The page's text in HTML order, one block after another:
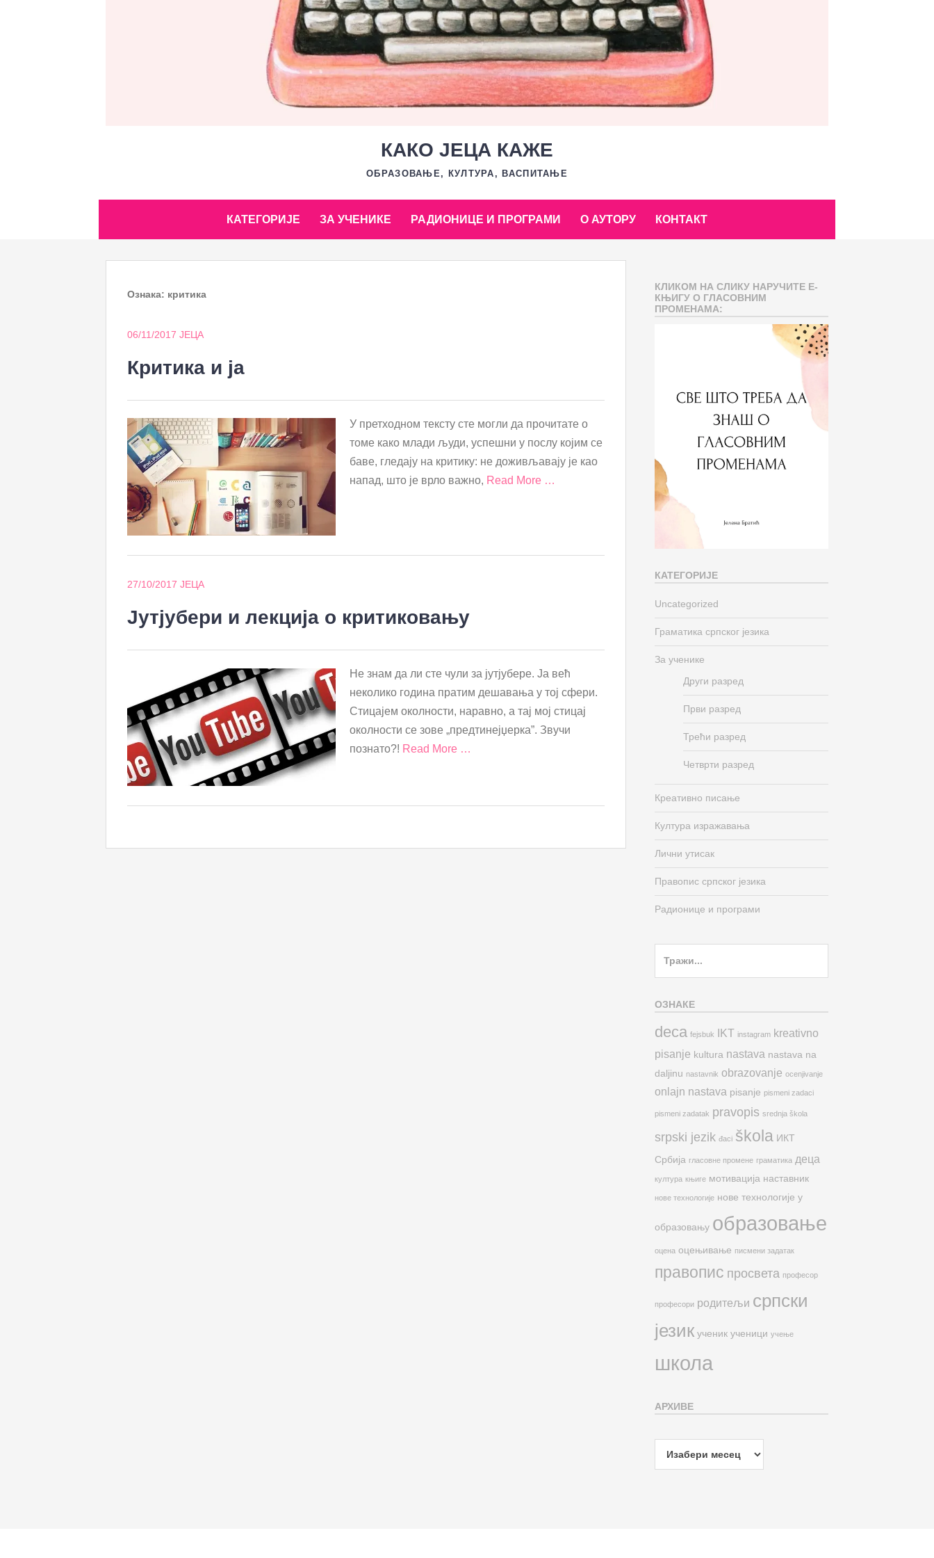
КАКО ЈЕЦА КАЖЕ
ОБРАЗОВАЊЕ, КУЛТУРА, ВАСПИТАЊЕ
КАТЕГОРИЈЕ ЗА УЧЕНИКЕ РАДИОНИЦЕ И ПРОГРАМИ О АУТОРУ КОНТАКТ
Ознака: критика
06/11/2017 ЈЕЦА
Критика и ја
У претходном тексту сте могли да прочитате о
томе како млади људи, успешни у послу којим се
баве, гледају на критику: не доживљавају је као
напад, што је врло важно, Read More …
27/10/2017 ЈЕЦА
Јутјубери и лекција о критиковању
Не знам да ли сте чули за јутјубере. Ја већ
неколико година пратим дешавања у тој сфери.
Стицајем околности, наравно, а тај мој стицај
околности се зове „предтинејџерка”. Звучи
познато?! Read More …
КЛИКОМ НА СЛИКУ НАРУЧИТЕ Е-
КЊИГУ О ГЛАСОВНИМ
ПРОМЕНАМА:
КАТЕГОРИЈЕ
Uncategorized
Граматика српског језика
За ученике
Други разред
Први разред
Трећи разред
Четврти разред
Креативно писање
Култура изражавања
Лични утисак
Правопис српског језика
Радионице и програми
ОЗНАКЕ
deca fejsbuk IKT instagram kreativno
pisanje kultura nastava nastava na
daljinu nastavnik obrazovanje ocenjivanje
onlajn nastava pisanje pismeni zadaci
pismeni zadatak pravopis srednja škola
srpski jezik đaci škola ИКТ
Србија гласовне промене граматика деца
култура књиге мотивација наставник
нове технологије нове технологије у
образовању образовање
оцена оцењивање писмени задатак
правопис просвета професор
професори родитељи српски
језик ученик ученици учење
школа
АРХИВЕ